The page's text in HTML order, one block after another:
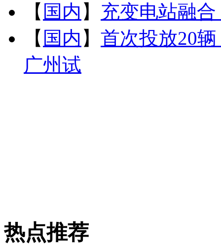
【 国内 】 充变电站融
【 国内 】 首次投放20
广州试
热点推荐